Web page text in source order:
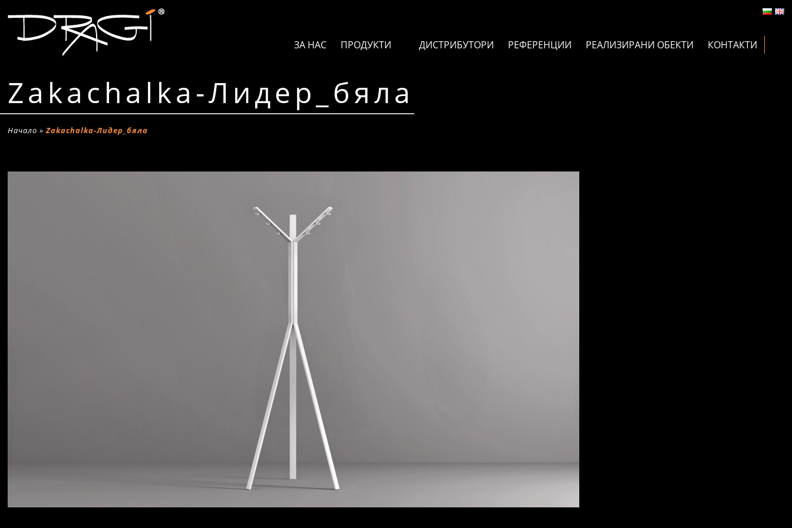
ЗА НАС ПРОДУКТИ ДИСТРИБУТОРИ РЕФЕРЕНЦИИ РЕАЛИЗИРАНИ ОБЕКТИ КОНТАКТИ
Zakachalka-Лидер_бяла
Начало »Zakachalka-Лидер_бяла